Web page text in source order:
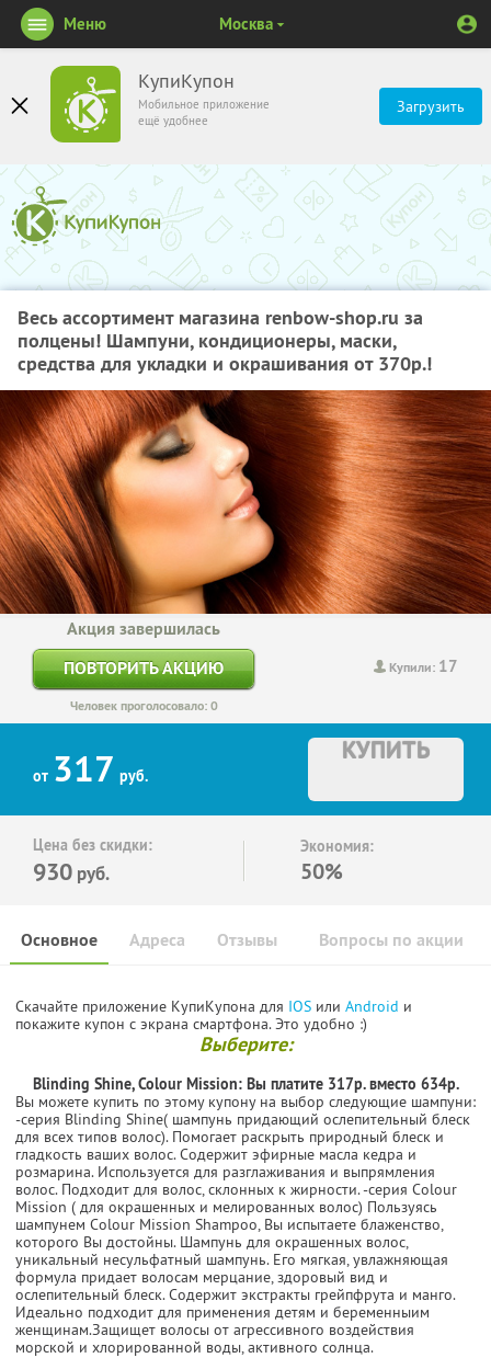
КупиКупон
Мобильное приложение
ещё удобнее
Загрузить
Меню Москва
Весь ассортимент магазина renbow-shop.ru за
полцены! Шампуни, кондиционеры, маски,
средства для укладки и окрашивания от 370р.!
Купили: 17
Акция завершилась
ПОВТОРИТЬ АКЦИЮ
Человек проголосовало: 0
от 317 руб.
КУПИТЬ
Цена без скидки:
930 руб.
Экономия:
50%
Основное Отзывы Вопросы по акции
Адреса
Скачайте приложение КупиКупона для IOS или Android и
покажите купон с экрана смартфона. Это удобно :)
Выберите:
Blinding Shine, Colour Mission: Вы платите 317р. вместо 634р.
Вы можете купить по этому купону на выбор следующие шампуни:
-серия Blinding Shine( шампунь придающий ослепительный блеск
для всех типов волос). Помогает раскрыть природный блеск и
гладкость ваших волос. Содержит эфирные масла кедра и
розмарина. Используется для разглаживания и выпрямления
волос. Подходит для волос, склонных к жирности. -серия Colour
Mission ( для окрашенных и мелированных волос) Пользуясь
шампунем Colour Mission Shampoo, Вы испытаете блаженство,
которого Вы достойны. Шампунь для окрашенных волос,
уникальный несульфатный шампунь. Его мягкая, увлажняющая
формула придает волосам мерцание, здоровый вид и
ослепительный блеск. Содержит экстракты грейпфрута и манго.
Идеально подходит для применения детям и беременныим
женщинам.Защищет волосы от агрессивного воздействия
морской и хлорированной воды, активного солнца.